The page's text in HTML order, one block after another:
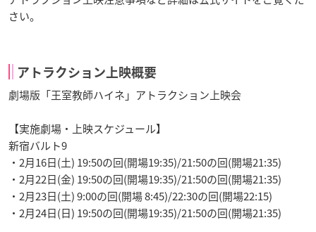
さい。
アトラクション上映概要
劇場版「王室教師ハイネ」アトラクション上映会
【実施劇場・上映スケジュール】
新宿バルト9
・2月16日(土) 19:50の回(開場19:35)/21:50の回(開場21:35)
・2月22日(金) 19:50の回(開場19:35)/21:50の回(開場21:35)
・2月23日(土) 9:00の回(開場 8:45)/22:30の回(開場22:15)
・2月24日(日) 19:50の回(開場19:35)/21:50の回(開場21:35)